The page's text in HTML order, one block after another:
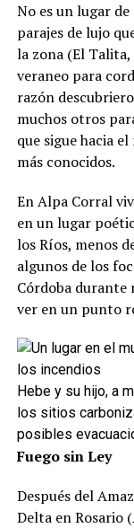
No es un lugar
parajes de lujo
la zona (El Talita,
veraneo para
razón
muchos otros
que sigue hacia
más conocidos.
En Alpa Corral
en un lugar
los Ríos, menos
algunos de los
Córdoba durante
ver en un punto
Hebe y su hijo, a
los sitios
posibles
Fuego sin Ley
Después del
Delta en Rosario (